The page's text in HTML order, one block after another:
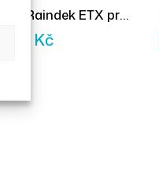
Raindek ETX pro
Kč